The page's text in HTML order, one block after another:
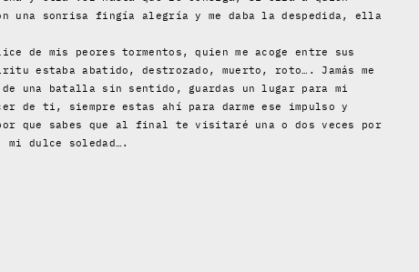
una sonrisa fingía alegría y me daba la despedida, ella
de mis peores tormentos, quien me acoge entre sus
estaba abatido, destrozado, muerto, roto…. Jamás me
de una batalla sin sentido, guardas un lugar para mi
de ti, siempre estas ahí para darme ese impulso y
que sabes que al final te visitaré una o dos veces por
mi dulce soledad….